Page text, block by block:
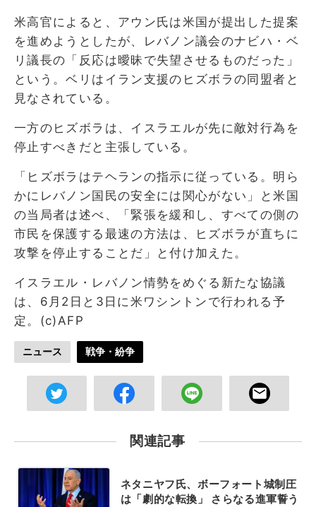
米高官によると、アウン氏は米国が提出した提案
を進めようとしたが、レバノン議会のナビハ・ベ
リ議長の「反応は曖昧で失望させるものだった」
という。ベリはイラン支援のヒズボラの同盟者と
見なされている。
一方のヒズボラは、イスラエルが先に敵対行為を
停止すべきだと主張している。
「ヒズボラはテヘランの指示に従っている。明ら
かにレバノン国民の安全には関心がない」と米国
の当局者は述べ、「緊張を緩和し、すべての側の
市民を保護する最速の方法は、ヒズボラが直ちに
攻撃を停止することだ」と付け加えた。
イスラエル・レバノン情勢をめぐる新たな協議
は、6月2日と3日に米ワシントンで行われる予
定。(c)AFP
ニュース 戦争・紛争
関連記事
ネタニヤフ氏、ボーフォート城制圧
は「劇的な転換」 さらなる進軍誓う